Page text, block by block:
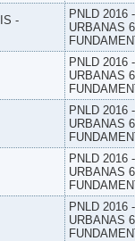
-
PNLD 2016
URBANAS
PNLD 2016
URBANAS
PNLD 2016
URBANAS
PNLD 2016
URBANAS
PNLD 2016
URBANAS